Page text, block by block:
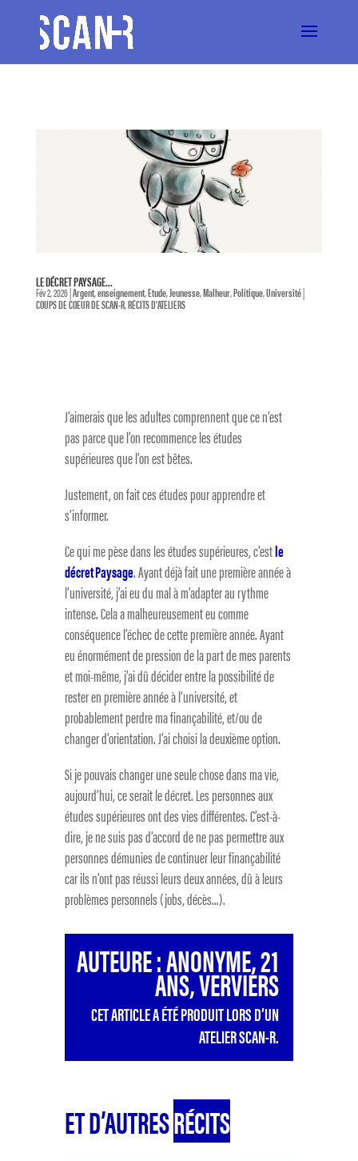
LE DÉCRET PAYSAGE…
Fév 2, 2026|Argent,enseignement,Etude,Jeunesse,Malheur,Politique,Université|
COUPS DE COEUR DE SCAN-R,RÉCITS D'ATELIERS
J’aimerais que les adultes comprennent que ce n’est
pas parce que l’on recommence les études
supérieures que l’on est bêtes.
Justement, on fait ces études pour apprendre et
s’informer.
Ce qui me pèse dans les études supérieures, c’estle
décret Paysage. Ayant déjà fait une première année à
l’université, j’ai eu du mal à m’adapter au rythme
intense. Cela a malheureusement eu comme
conséquence l’échec de cette première année. Ayant
eu énormément de pression de la part de mes parents
et moi-même, j’ai dû décider entre la possibilité de
rester en première année à l’université, et
probablement perdre ma finançabilité, et/ou de
changer d’orientation. J’ai choisi la deuxième option.
Si je pouvais changer une seule chose dans ma vie,
aujourd’hui, ce serait le décret. Les personnes aux
études supérieures ont des vies différentes. C’est-à-
dire, je ne suis pas d’accord de ne pas permettre aux
personnes démunies de continuer leur finançabilité
car ils n’ont pas réussi leurs deux années, dû à leurs
problèmes personnels (jobs, décès…).
AUTEURE : ANONYME, 21
ANS, VERVIERS
CET ARTICLE A ÉTÉ PRODUIT LORS D’UN
ATELIER SCAN-R.
ET D’AUTRESRÉCITS